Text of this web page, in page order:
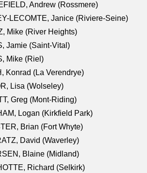
Andrew (Rossmere)
LECOMTE, Janice (Riviere-Seine)
Mike (River Heights)
Jamie (Saint-Vital)
Mike (Riel)
Konrad (La Verendrye)
Lisa (Wolseley)
Greg (Mont-Riding)
Logan (Kirkfield Park)
Brian (Fort Whyte)
David (Waverley)
Blaine (Midland)
Richard (Selkirk)